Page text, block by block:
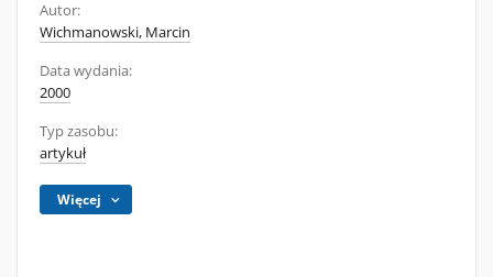
Autor:
Wichmanowski, Marcin
Data wydania:
2000
Typ zasobu:
artykuł
Więcej